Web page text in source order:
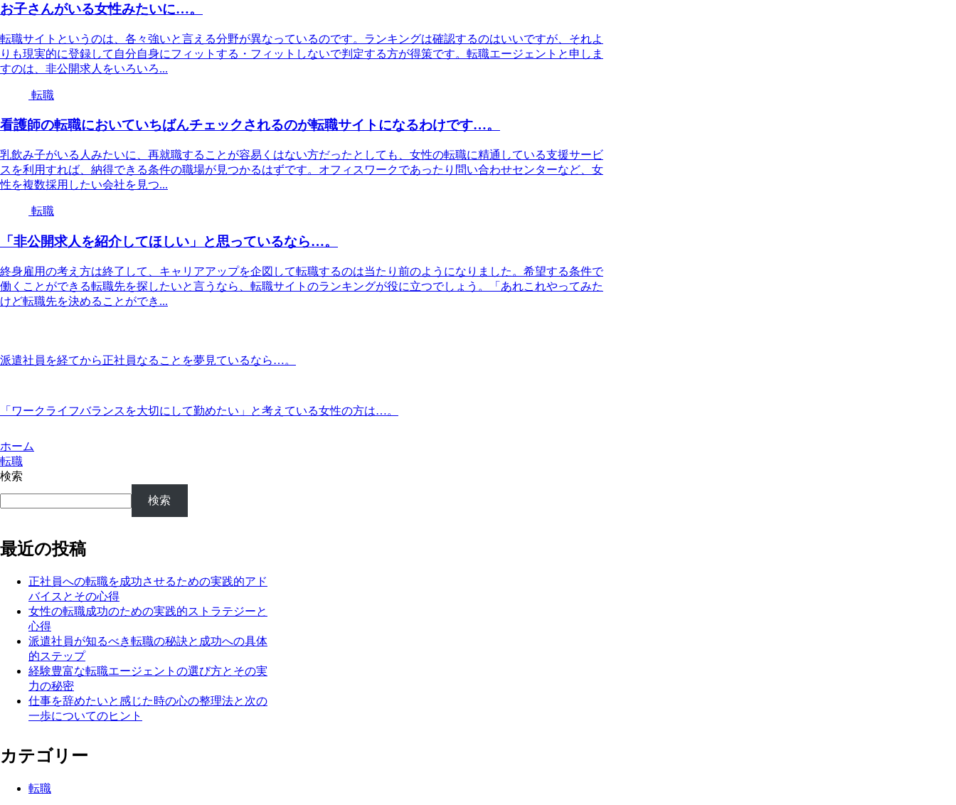
お子さんがいる女性みたいに…。
転職サイトというのは、各々強いと言える分野が異なっているのです。ランキングは確認するのはいいですが、それよ
りも現実的に登録して自分自身にフィットする・フィットしないで判定する方が得策です。転職エージェントと申しま
すのは、非公開求人をいろいろ...
転職
看護師の転職においていちばんチェックされるのが転職サイトになるわけです…。
乳飲み子がいる人みたいに、再就職することが容易くはない方だったとしても、女性の転職に精通している支援サービ
スを利用すれば、納得できる条件の職場が見つかるはずです。オフィスワークであったり問い合わせセンターなど、女
性を複数採用したい会社を見つ...
転職
「非公開求人を紹介してほしい」と思っているなら…。
終身雇用の考え方は終了して、キャリアアップを企図して転職するのは当たり前のようになりました。希望する条件で
働くことができる転職先を探したいと言うなら、転職サイトのランキングが役に立つでしょう。「あれこれやってみた
けど転職先を決めることができ...
派遣社員を経てから正社員なることを夢見ているなら…。
「ワークライフバランスを大切にして勤めたい」と考えている女性の方は…。
ホーム
転職
検索
検索
最近の投稿
正社員への転職を成功させるための実践的アド
バイスとその心得
女性の転職成功のための実践的ストラテジーと
心得
派遣社員が知るべき転職の秘訣と成功への具体
的ステップ
経験豊富な転職エージェントの選び方とその実
力の秘密
仕事を辞めたいと感じた時の心の整理法と次の
一歩についてのヒント
カテゴリー
転職